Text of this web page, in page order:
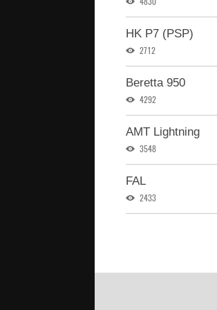
HK P7 (PSP)
2712
Beretta 950
4292
AMT Lightning
3548
FAL
2433